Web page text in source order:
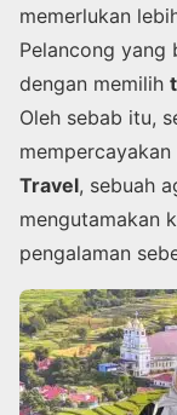
memerlukan
Pelancong yang
dengan memilih
Oleh sebab itu,
Travel, sebuah
mengutamakan
pengalaman